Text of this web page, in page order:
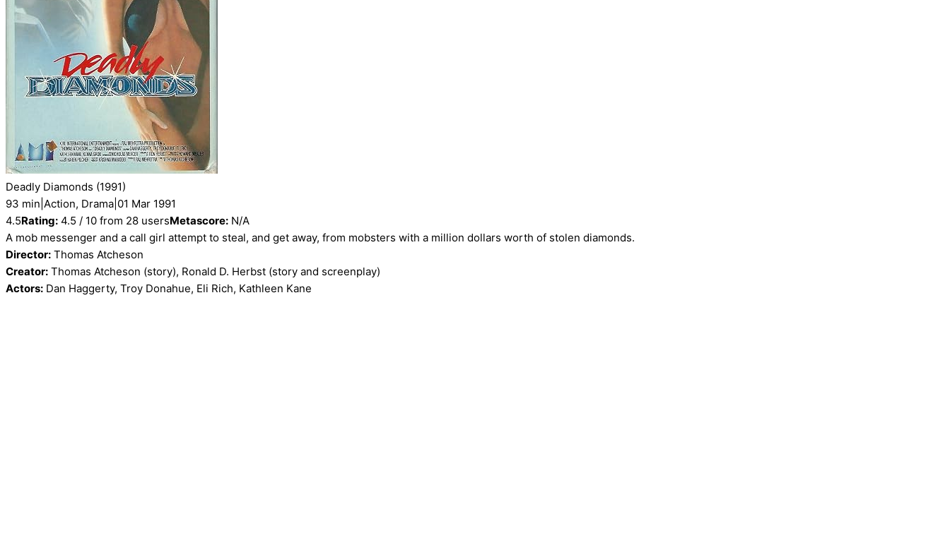
Deadly Diamonds (1991)
93 min Action, Drama 01 Mar 1991
4.5Rating: 4.5 / 10 from 28 usersMetascore: N/A
A mob messenger and a call girl attempt to steal, and get away, from mobsters with a million dollars worth of stolen diamonds.
Director: Thomas Atcheson
Creator: Thomas Atcheson (story), Ronald D. Herbst (story and screenplay)
Actors: Dan Haggerty, Troy Donahue, Eli Rich, Kathleen Kane